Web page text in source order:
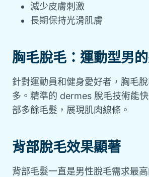
減少皮膚刺激
長期保持光滑肌膚
胸毛脫毛：運動型男
針對運動員和健身愛好者，胸毛
多。精準的 dermes 脫毛技術能
部多餘毛髮，展現肌肉線條。
背部脫毛效果顯著
背部毛髮一直是男性脫毛需求最高